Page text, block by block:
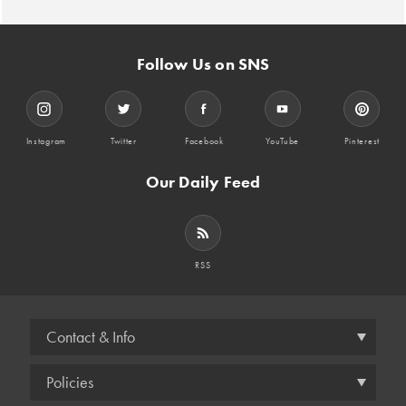
Follow Us on SNS
Instagram Twitter Facebook YouTube Pinterest
Our Daily Feed
RSS
Contact & Info
Policies